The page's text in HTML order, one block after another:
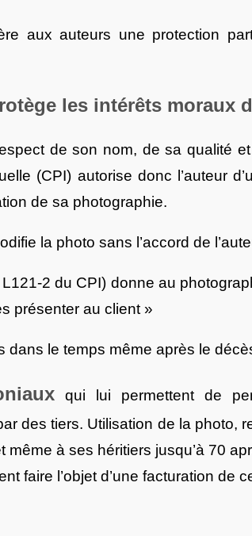
aux auteurs une protection
les intérêts moraux
de son nom, de sa qualité
(CPI) autorise donc l’auteur
de sa photographie.
la photo sans l’accord de
2 du CPI) donne au
présenter au client »
dans le temps même après le
qui lui permettent de
des tiers. Utilisation de la photo,
même à ses héritiers jusqu’à 70
faire l’objet d’une facturation de